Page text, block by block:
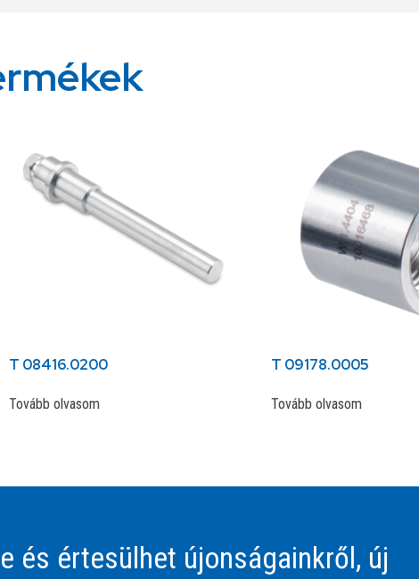
T 08416.0200
Tovább olvasom
T 09178.0005
Tovább olvasom
és értesülhet újonságainkről, új